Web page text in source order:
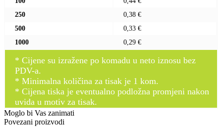
250
0,38 €
500
0,33 €
1000
0,29 €
* Cijene su izražene po komadu u neto iznosu bez
PDV-a.
* Minimalna količina za tisak je 1 kom.
* Cijena tiska je eventualno podložna promjeni nakon
uvida u motiv za tisak.
Moglo bi Vas zanimati
Povezani proizvodi